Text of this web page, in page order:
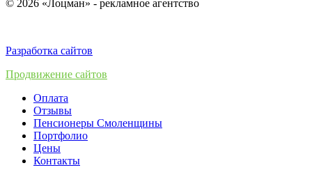
© 2026 «Лоцман» - рекламное агентство
Разработка сайтов
Продвижение сайтов
Оплата
Отзывы
Пенсионеры Смоленщины
Портфолио
Цены
Контакты